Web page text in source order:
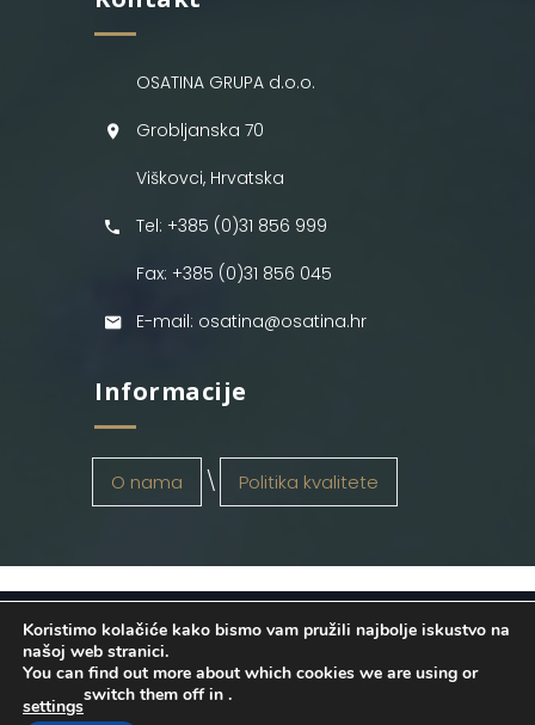
OSATINA GRUPA d.o.o.
Grobljanska 70
Viškovci, Hrvatska
Tel: +385 (0)31 856 999
Fax: +385 (0)31 856 045
E-mail: osatina@osatina.hr
Informacije
O nama Politika kvalitete
OSATINA GRUPA d.o.o. 2026
. Configured
byINFOS Osijek. Sva prava pridržana.
Koristimo kolačiće kako bismo vam pružili najbolje iskustvo na
našoj web stranici.
You can find out more about which cookies we are using or
switch them off in
settings
.